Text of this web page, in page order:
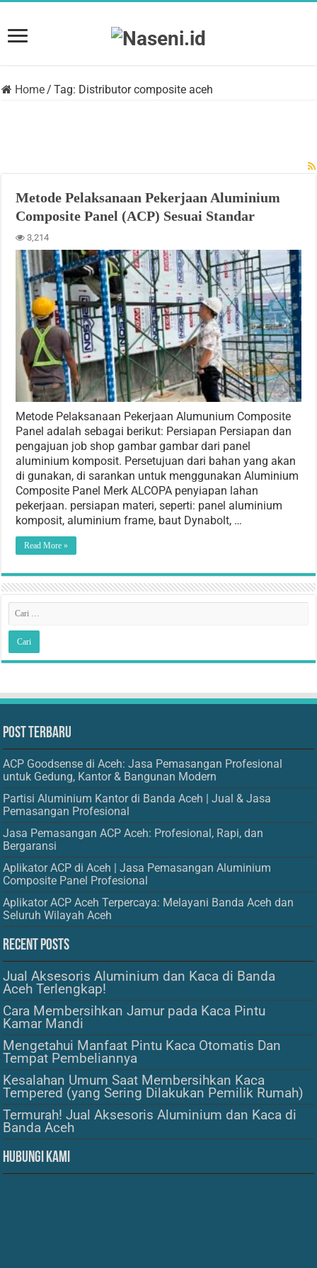
Home/ Tag: Distributor composite aceh
Metode Pelaksanaan Pekerjaan Aluminium
Composite Panel (ACP) Sesuai Standar
3,214
Metode Pelaksanaan Pekerjaan Alumunium Composite
Panel adalah sebagai berikut: Persiapan Persiapan dan
pengajuan job shop gambar gambar dari panel
aluminium komposit. Persetujuan dari bahan yang akan
di gunakan, di sarankan untuk menggunakan Aluminium
Composite Panel Merk ALCOPA penyiapan lahan
pekerjaan. persiapan materi, seperti: panel aluminium
komposit, aluminium frame, baut Dynabolt, …
Read More »
Post Terbaru
ACP Goodsense di Aceh: Jasa Pemasangan Profesional
untuk Gedung, Kantor & Bangunan Modern
Partisi Aluminium Kantor di Banda Aceh | Jual & Jasa
Pemasangan Profesional
Jasa Pemasangan ACP Aceh: Profesional, Rapi, dan
Bergaransi
Aplikator ACP di Aceh | Jasa Pemasangan Aluminium
Composite Panel Profesional
Aplikator ACP Aceh Terpercaya: Melayani Banda Aceh dan
Seluruh Wilayah Aceh
Recent Posts
Jual Aksesoris Aluminium dan Kaca di Banda
Aceh Terlengkap!
Cara Membersihkan Jamur pada Kaca Pintu
Kamar Mandi
Mengetahui Manfaat Pintu Kaca Otomatis Dan
Tempat Pembeliannya
Kesalahan Umum Saat Membersihkan Kaca
Tempered (yang Sering Dilakukan Pemilik Rumah)
Termurah! Jual Aksesoris Aluminium dan Kaca di
Banda Aceh
Hubungi Kami